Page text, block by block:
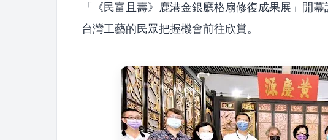
「《民富且壽》鹿港金銀廳格扇修復成果展」開
台灣工藝的民眾把握機會前往欣賞。